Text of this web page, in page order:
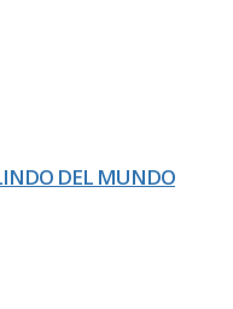
DEL MUNDO